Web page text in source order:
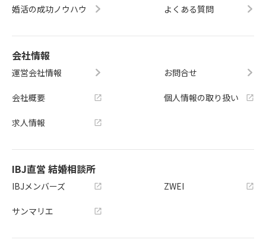
婚活の成功ノウハウ よくある質問
会社情報
運営会社情報
会社概要
求人情報
お問合せ
個人情報の取り扱い
IBJ直営 結婚相談所
IBJメンバーズ
サンマリエ
ZWEI